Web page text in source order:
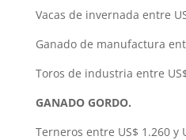
Vacas de invernada entre
Ganado de manufactura
Toros de industria entre
GANADO GORDO.
Terneros entre US$ 1.260 y